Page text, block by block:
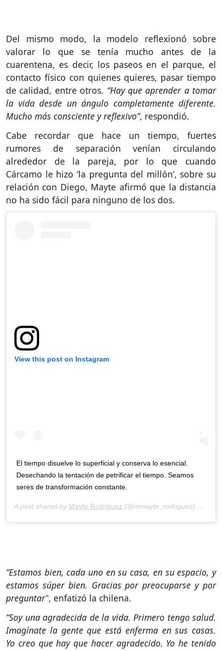
Del mismo modo, la modelo reflexionó sobre
valorar lo que se tenía mucho antes de la
cuarentena, es decir, los paseos en el parque, el
contacto físico con quienes quieres, pasar tiempo
de calidad, entre otros. “Hay que aprender a tomar
la vida desde un ángulo completamente diferente.
Mucho más consciente y reflexivo”, respondió.
Cabe recordar que hace un tiempo, fuertes
rumores de separación venían circulando
alrededor de la pareja, por lo que cuando
Cárcamo le hizo ‘la pregunta del millón’, sobre su
relación con Diego, Mayte afirmó que la distancia
no ha sido fácil para ninguno de los dos.
View this post on Instagram
El tiempo disuelve lo superficial y conserva lo esencial.
Desechando la tentación de petrificar el tiempo. Seamos
seres de transformación constante.
A post shared by Mayte Rodriguez (@mmayte_rodriguez) on
“Estamos bien, cada uno en su casa, en su espacio, y
estamos súper bien. Gracias por preocuparse y por
preguntar”, enfatizó la chilena.
“Soy una agradecida de la vida. Primero tengo salud.
Imagínate la gente que está enferma en sus casas.
Yo creo que hay que hacer agradecido. Yo he tenido